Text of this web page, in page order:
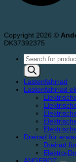
Copyright 2026 ©
DK37392375
Products
search
Lastenfahrrad
Lastenfahrrad
Dreirad für
Dreirad
Elektro-